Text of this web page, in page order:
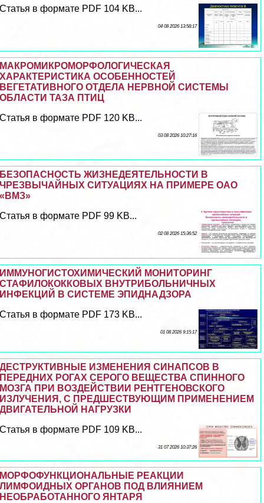
Статья в формате PDF 104 KB...
04 08 2026 13:58:17
МАКРОМИКРОМОРФОЛОГИЧЕСКАЯ
ХАРАКТЕРИСТИКА ОСОБЕННОСТЕЙ
ВЕГЕТАТИВНОГО ОТДЕЛА НЕРВНОЙ СИСТЕМЫ
ОБЛАСТИ ТАЗА ПТИЦ
Статья в формате PDF 120 KB...
03 08 2026 10:27:16
БЕЗОПАСНОСТЬ ЖИЗНЕДЕЯТЕЛЬНОСТИ В
ЧРЕЗВЫЧАЙНЫХ СИТУАЦИЯХ НА ПРИМЕРЕ ОАО
«ВМЗ»
Статья в формате PDF 99 KB...
02 08 2026 15:36:52
ИММУНОГИСТОХИМИЧЕСКИЙ МОНИТОРИНГ
СТАФИЛОКОККОВЫХ ВНУТРИБОЛЬНИЧНЫХ
ИНФЕКЦИЙ В СИСТЕМЕ ЭПИДНАДЗОРА
Статья в формате PDF 173 KB...
01 08 2026 9:15:17
ДЕСТРУКТИВНЫЕ ИЗМЕНЕНИЯ СИНАПСОВ В
ПЕРЕДНИХ РОГАХ СЕРОГО ВЕЩЕСТВА СПИННОГО
МОЗГА ПРИ ВОЗДЕЙСТВИИ РЕНТГЕНОВСКОГО
ИЗЛУЧЕНИЯ, С ПРЕДШЕСТВУЮЩИМ ПРИМЕНЕНИЕМ
ДВИГАТЕЛЬНОЙ НАГРУЗКИ
Статья в формате PDF 109 KB...
31 07 2026 10:37:26
МОРФОФУНКЦИОНАЛЬНЫЕ РЕАКЦИИ
ЛИМФОИДНЫХ ОРГАНОВ ПОД ВЛИЯНИЕМ
НЕОБРАБОТАННОГО ЯНТАРЯ